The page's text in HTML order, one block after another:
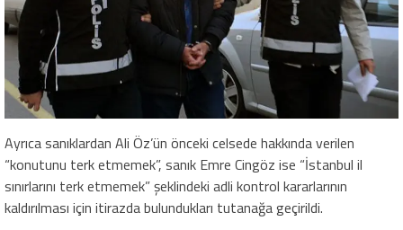
Ayrıca sanıklardan Ali Öz’ün önceki celsede hakkında verilen
“konutunu terk etmemek”, sanık Emre Cingöz ise “İstanbul il
sınırlarını terk etmemek” şeklindeki adli kontrol kararlarının
kaldırılması için itirazda bulundukları tutanağa geçirildi.